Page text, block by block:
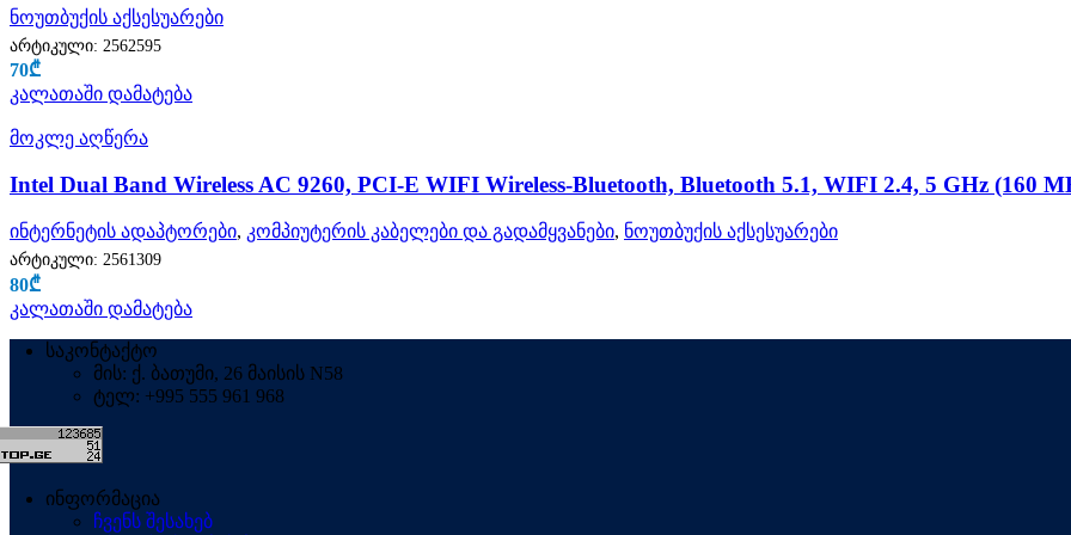
ნოუთბუქის აქსესუარები
არტიკული: 2562595
70₾
კალათაში დამატება
მოკლე აღწერა
Intel Dual Band Wireless AC 9260, PCI-E WIFI Wireless-Bluetooth, Bluetooth 5.1, WIFI 2.4, 5 GHz (160
ინტერნეტის ადაპტორები, კომპიუტერის კაბელები და გადამყვანები, ნოუთბუქის აქსესუარები
არტიკული: 2561309
80₾
კალათაში დამატება
საკონტაქტო
მის: ქ. ბათუმი, 26 მაისის N58
ტელ: +995 555 961 968
ინფორმაცია
ჩვენს შესახებ